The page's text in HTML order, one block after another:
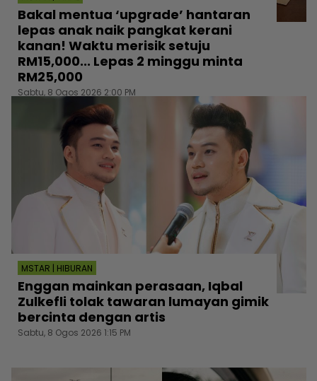
Bakal mentua ‘upgrade’ hantaran
lepas anak naik pangkat kerani
kanan! Waktu merisik setuju
RM15,000... Lepas 2 minggu minta
RM25,000
Sabtu, 8 Ogos 2026 2:00 PM
MSTAR | HIBURAN
Enggan mainkan perasaan, Iqbal
Zulkefli tolak tawaran lumayan gimik
bercinta dengan artis
Sabtu, 8 Ogos 2026 1:15 PM